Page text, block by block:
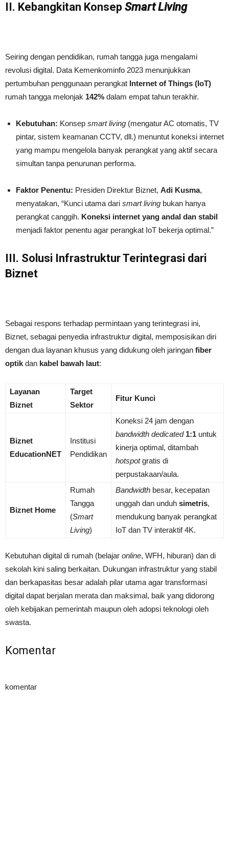
II. Kebangkitan Konsep Smart Living
Seiring dengan pendidikan, rumah tangga juga mengalami
revolusi digital. Data Kemenkominfo 2023 menunjukkan
pertumbuhan penggunaan perangkat Internet of Things (IoT)
rumah tangga melonjak 142% dalam empat tahun terakhir.
Kebutuhan: Konsep smart living (mengatur AC otomatis, TV
pintar, sistem keamanan CCTV, dll.) menuntut koneksi internet
yang mampu mengelola banyak perangkat yang aktif secara
simultan tanpa penurunan performa.
Faktor Penentu: Presiden Direktur Biznet, Adi Kusma,
menyatakan, “Kunci utama dari smart living bukan hanya
perangkat canggih. Koneksi internet yang andal dan stabil
menjadi faktor penentu agar perangkat IoT bekerja optimal.”
III. Solusi Infrastruktur Terintegrasi dari
Biznet
Sebagai respons terhadap permintaan yang terintegrasi ini,
Biznet, sebagai penyedia infrastruktur digital, memposisikan diri
dengan dua layanan khusus yang didukung oleh jaringan fiber
optik dan kabel bawah laut:
Layanan
Biznet
Target
Sektor
Fitur Kunci
Biznet
EducationNET
Institusi
Pendidikan
Koneksi 24 jam dengan
bandwidth dedicated 1:1 untuk
kinerja optimal, ditambah
hotspotgratis di
perpustakaan/aula.
Biznet Home
Rumah
Tangga
(Smart
Living)
Bandwidth besar, kecepatan
unggah dan unduh simetris,
mendukung banyak perangkat
IoT dan TV interaktif 4K.
Kebutuhan digital di rumah (belajar online, WFH, hiburan) dan di
sekolah kini saling berkaitan. Dukungan infrastruktur yang stabil
dan berkapasitas besar adalah pilar utama agar transformasi
digital dapat berjalan merata dan maksimal, baik yang didorong
oleh kebijakan pemerintah maupun oleh adopsi teknologi oleh
swasta.
Komentar
komentar